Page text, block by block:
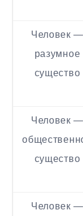
Человек —
разумное
существо
Человек —
существо
Человек —